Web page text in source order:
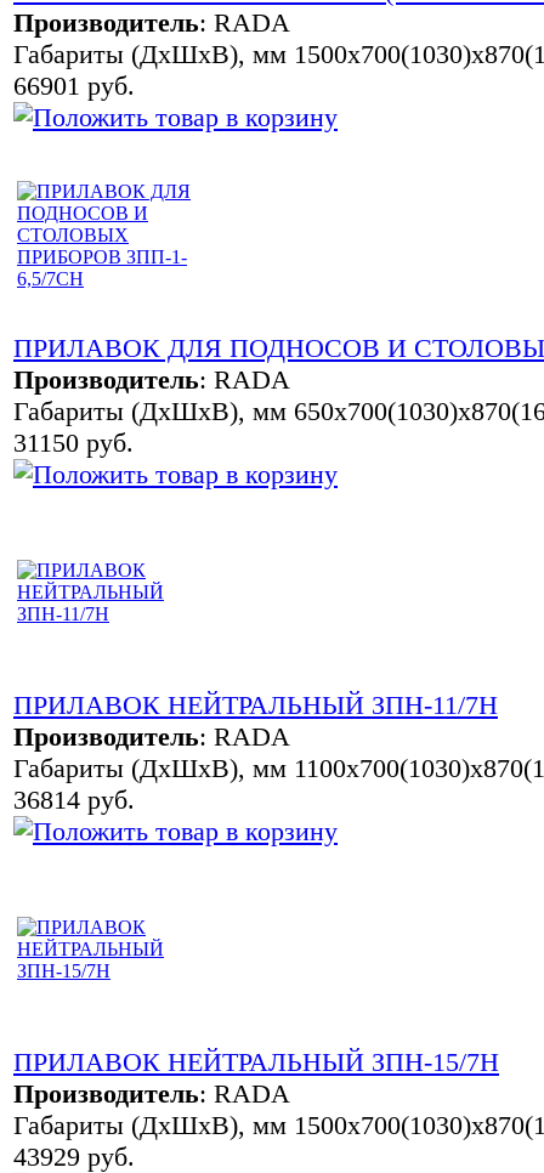
Производитель: RADA
Габариты (ДхШхВ), мм
66901 руб.
ПРИЛАВОК ДЛЯ ПОДНОСОВ И
Производитель: RADA
Габариты (ДхШхВ), мм
31150 руб.
ПРИЛАВОК НЕЙТРАЛЬНЫЙ ЗПН-11/7Н
Производитель: RADA
Габариты (ДхШхВ), мм
36814 руб.
ПРИЛАВОК НЕЙТРАЛЬНЫЙ ЗПН-15/7Н
Производитель: RADA
Габариты (ДхШхВ), мм
43929 руб.